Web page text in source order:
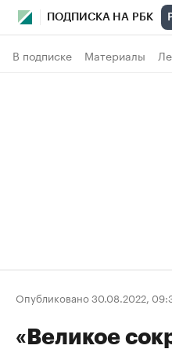
ПОДПИСКА НА РБК
В подписке Материалы
Опубликовано 30.08.2022,
«Великое